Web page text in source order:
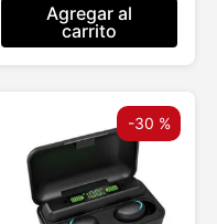
Agregar al
carrito
-30 %